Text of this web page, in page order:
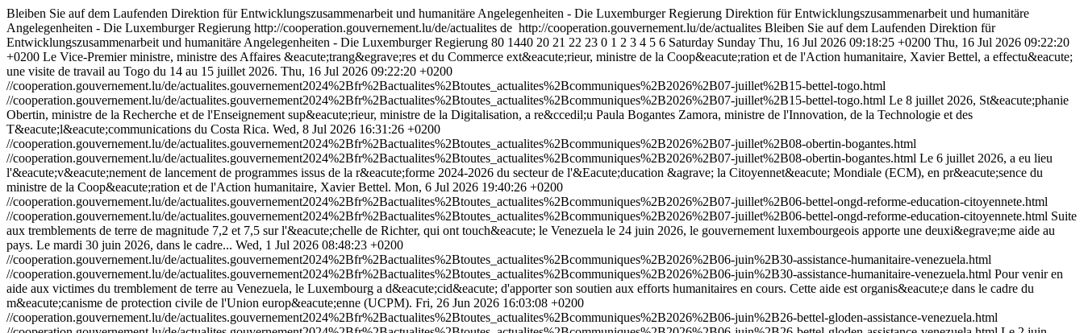
Bleiben Sie auf dem Laufenden Direktion für Entwicklungszusammenarbeit und humanitäre Angelegenheiten - Die Luxemburger Regierung Direktion für Entwicklungszusammenarbeit und humanitäre
Angelegenheiten - Die Luxemburger Regierung http://cooperation.gouvernement.lu/de/actualites de http://cooperation.gouvernement.lu/de/actualites Bleiben Sie auf dem Laufenden Direktion für
Entwicklungszusammenarbeit und humanitäre Angelegenheiten - Die Luxemburger Regierung 80 1440 20 21 22 23 0 1 2 3 4 5 6 Saturday Sunday Thu, 16 Jul 2026 09:18:25 +0200 Thu, 16 Jul 2026 09:22:20
+0200 Le Vice-Premier ministre, ministre des Affaires &eacute;trang&egrave;res et du Commerce ext&eacute;rieur, ministre de la Coop&eacute;ration et de l'Action humanitaire, Xavier Bettel, a effectu&eacute;
une visite de travail au Togo du 14 au 15 juillet 2026. Thu, 16 Jul 2026 09:22:20 +0200
//cooperation.gouvernement.lu/de/actualites.gouvernement2024%2Bfr%2Bactualites%2Btoutes_actualites%2Bcommuniques%2B2026%2B07-juillet%2B15-bettel-togo.html
//cooperation.gouvernement.lu/de/actualites.gouvernement2024%2Bfr%2Bactualites%2Btoutes_actualites%2Bcommuniques%2B2026%2B07-juillet%2B15-bettel-togo.html Le 8 juillet 2026, St&eacute;phanie
Obertin, ministre de la Recherche et de l'Enseignement sup&eacute;rieur, ministre de la Digitalisation, a re&ccedil;u Paula Bogantes Zamora, ministre de l'Innovation, de la Technologie et des
T&eacute;l&eacute;communications du Costa Rica. Wed, 8 Jul 2026 16:31:26 +0200
//cooperation.gouvernement.lu/de/actualites.gouvernement2024%2Bfr%2Bactualites%2Btoutes_actualites%2Bcommuniques%2B2026%2B07-juillet%2B08-obertin-bogantes.html
//cooperation.gouvernement.lu/de/actualites.gouvernement2024%2Bfr%2Bactualites%2Btoutes_actualites%2Bcommuniques%2B2026%2B07-juillet%2B08-obertin-bogantes.html Le 6 juillet 2026, a eu lieu
l'&eacute;v&eacute;nement de lancement de programmes issus de la r&eacute;forme 2024-2026 du secteur de l'&Eacute;ducation &agrave; la Citoyennet&eacute; Mondiale (ECM), en pr&eacute;sence du
ministre de la Coop&eacute;ration et de l'Action humanitaire, Xavier Bettel. Mon, 6 Jul 2026 19:40:26 +0200
//cooperation.gouvernement.lu/de/actualites.gouvernement2024%2Bfr%2Bactualites%2Btoutes_actualites%2Bcommuniques%2B2026%2B07-juillet%2B06-bettel-ongd-reforme-education-citoyennete.html
//cooperation.gouvernement.lu/de/actualites.gouvernement2024%2Bfr%2Bactualites%2Btoutes_actualites%2Bcommuniques%2B2026%2B07-juillet%2B06-bettel-ongd-reforme-education-citoyennete.html Suite
aux tremblements de terre de magnitude 7,2 et 7,5 sur l'&eacute;chelle de Richter, qui ont touch&eacute; le Venezuela le 24 juin 2026, le gouvernement luxembourgeois apporte une deuxi&egrave;me aide au
pays. Le mardi 30 juin 2026, dans le cadre... Wed, 1 Jul 2026 08:48:23 +0200
//cooperation.gouvernement.lu/de/actualites.gouvernement2024%2Bfr%2Bactualites%2Btoutes_actualites%2Bcommuniques%2B2026%2B06-juin%2B30-assistance-humanitaire-venezuela.html
//cooperation.gouvernement.lu/de/actualites.gouvernement2024%2Bfr%2Bactualites%2Btoutes_actualites%2Bcommuniques%2B2026%2B06-juin%2B30-assistance-humanitaire-venezuela.html Pour venir en
aide aux victimes du tremblement de terre au Venezuela, le Luxembourg a d&eacute;cid&eacute; d'apporter son soutien aux efforts humanitaires en cours. Cette aide est organis&eacute;e dans le cadre du
m&eacute;canisme de protection civile de l'Union europ&eacute;enne (UCPM). Fri, 26 Jun 2026 16:03:08 +0200
//cooperation.gouvernement.lu/de/actualites.gouvernement2024%2Bfr%2Bactualites%2Btoutes_actualites%2Bcommuniques%2B2026%2B06-juin%2B26-bettel-gloden-assistance-venezuela.html